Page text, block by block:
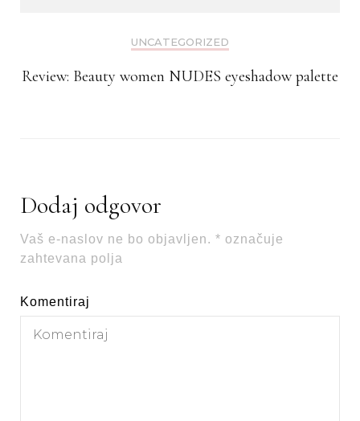
UNCATEGORIZED
Review: Beauty women NUDES eyeshadow palette
Dodaj odgovor
Vaš e-naslov ne bo objavljen. * označuje
zahtevana polja
Komentiraj